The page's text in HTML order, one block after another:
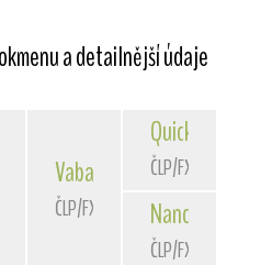
a detailnější údaje
Štěpánského rybníka
Vabang od Rytíře Malovce
ČLP/FXH/29725
Quick
ČLP/FXH/29303
Nancy
ČLP/FXH/28922